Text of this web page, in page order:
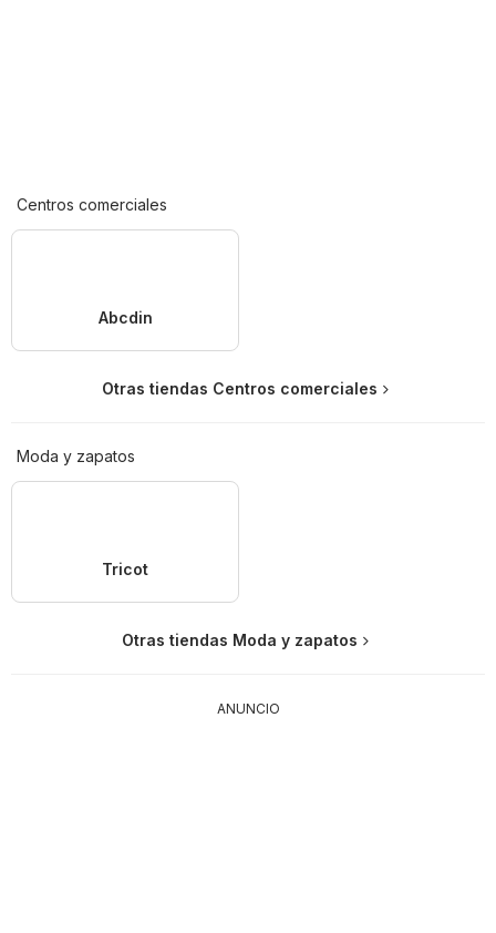
Centros comerciales
Abcdin
Otras tiendas Centros comerciales
Moda y zapatos
Tricot
Otras tiendas Moda y zapatos
ANUNCIO